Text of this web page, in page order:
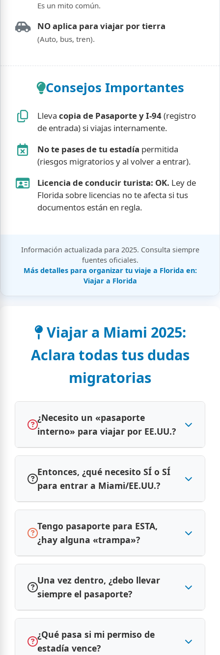
Es un mito común.
NO aplica para viajar por tierra
(Auto, bus, tren).
Consejos Importantes
Lleva copia de Pasaporte y I-94(registro
de entrada) si viajas internamente.
No te pases de tu estadía permitida
(riesgos migratorios y al volver a entrar).
Licencia de conducir turista: OK. Ley de
Florida sobre licencias no te afecta si tus
documentos están en regla.
Información actualizada para 2025. Consulta siempre
fuentes oficiales.
Más detalles para organizar tu viaje a Florida en:
Viajar a Florida
Viajar a Miami 2025:
Aclara todas tus dudas
migratorias
¿Necesito un «pasaporte
interno» para viajar por EE.UU.?
Entonces, ¿qué necesito SÍ o SÍ
para entrar a Miami/EE.UU.?
Tengo pasaporte para ESTA,
¿hay alguna «trampa»?
Una vez dentro, ¿debo llevar
siempre el pasaporte?
¿Qué pasa si mi permiso de
estadía vence?